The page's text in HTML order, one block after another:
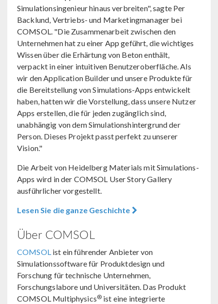
Simulationsingenieur hinaus verbreiten", sagte Per
Backlund, Vertriebs- und Marketingmanager bei
COMSOL. "Die Zusammenarbeit zwischen den
Unternehmen hat zu einer App geführt, die wichtiges
Wissen über die Erhärtung von Beton enthält,
verpackt in einer intuitiven Benutzeroberfläche. Als
wir den Application Builder und unsere Produkte für
die Bereitstellung von Simulations-Apps entwickelt
haben, hatten wir die Vorstellung, dass unsere Nutzer
Apps erstellen, die für jeden zugänglich sind,
unabhängig von dem Simulationshintergrund der
Person. Dieses Projekt passt perfekt zu unserer
Vision."
Die Arbeit von Heidelberg Materials mit Simulations-
Apps wird in der COMSOL User Story Gallery
ausführlicher vorgestellt.
Lesen Sie die ganze Geschichte
Über COMSOL
COMSOL ist ein führender Anbieter von
Simulationssoftware für Produktdesign und
Forschung für technische Unternehmen,
Forschungslabore und Universitäten. Das Produkt
COMSOL Multiphysics® ist eine integrierte